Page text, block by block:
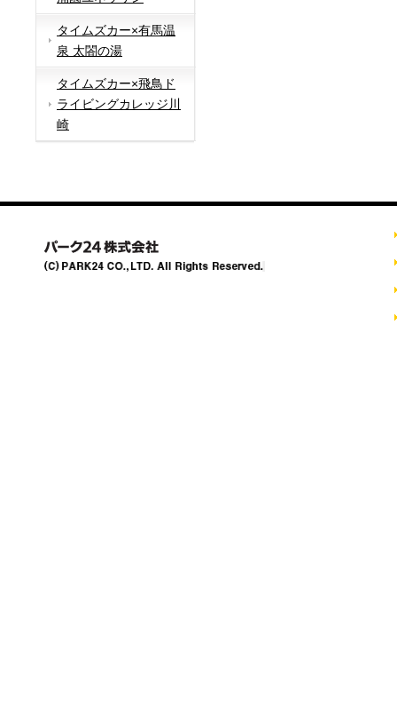
タイムズカー×有馬温
泉 太閤の湯
タイムズカー×飛鳥ド
ライビングカレッジ川
崎